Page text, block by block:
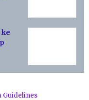
Guidelines